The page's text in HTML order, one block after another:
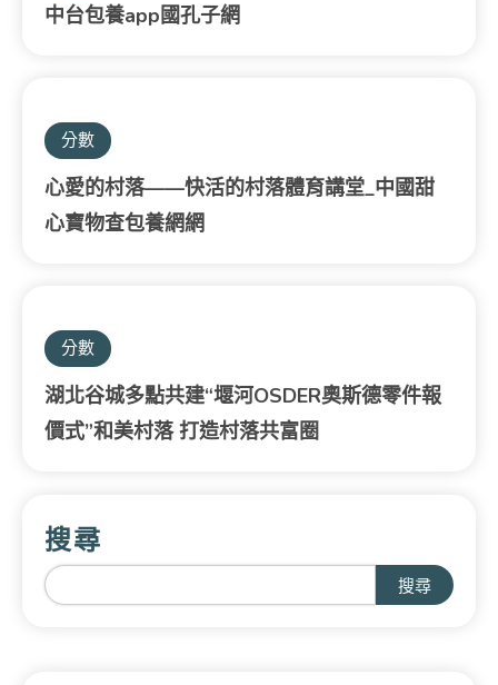
中台包養app國孔子網
分數
心愛的村落——快活的村落體育講堂_中國甜
心寶物查包養網網
分數
湖北谷城多點共建“堰河OSDER奧斯德零件報
價式”和美村落 打造村落共富圈
搜尋
搜尋